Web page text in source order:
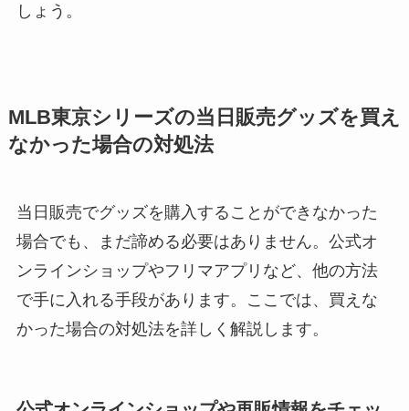
しょう。
MLB東京シリーズの当日販売グッズを買え
なかった場合の対処法
当日販売でグッズを購入することができなかった
場合でも、まだ諦める必要はありません。公式オ
ンラインショップやフリマアプリなど、他の方法
で手に入れる手段があります。ここでは、買えな
かった場合の対処法を詳しく解説します。